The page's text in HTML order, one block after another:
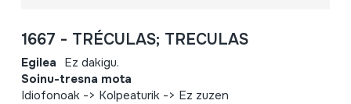
1667 - TRÉCULAS; TRECULAS
Egilea Ez dakigu.
Soinu-tresna mota
Idiofonoak -> Kolpeaturik -> Ez zuzen